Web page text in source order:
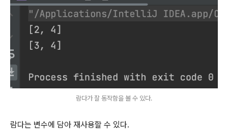
람다가 잘 동작함을 볼 수 있다.
람다는 변수에 담아 재사용할 수 있다.